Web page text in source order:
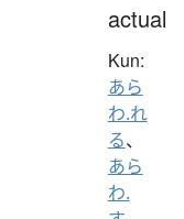
actual
Kun:
あら
わ.れ
る、
あら
わ.